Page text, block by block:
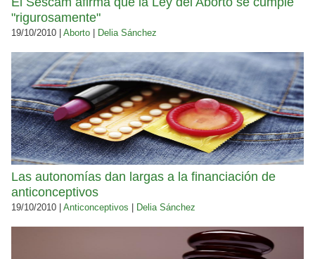
"rigurosamente"
19/10/2010 | Aborto Delia Sánchez
Las autonomías dan largas a la financiación de
anticonceptivos
19/10/2010 | Anticonceptivos Delia Sánchez